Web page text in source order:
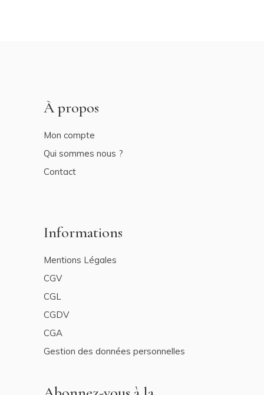
À propos
Mon compte
Qui sommes nous ?
Contact
Informations
Mentions Légales
CGV
CGL
CGDV
CGA
Gestion des données personnelles